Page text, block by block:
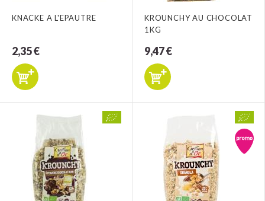
KNACKE A L'EPAUTRE
2,35 €
KROUNCHY AU CHOCOLAT
1KG
9,47 €